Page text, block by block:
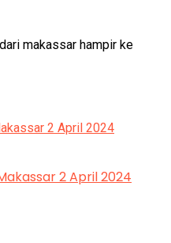
makassar hampir ke
2 April 2024